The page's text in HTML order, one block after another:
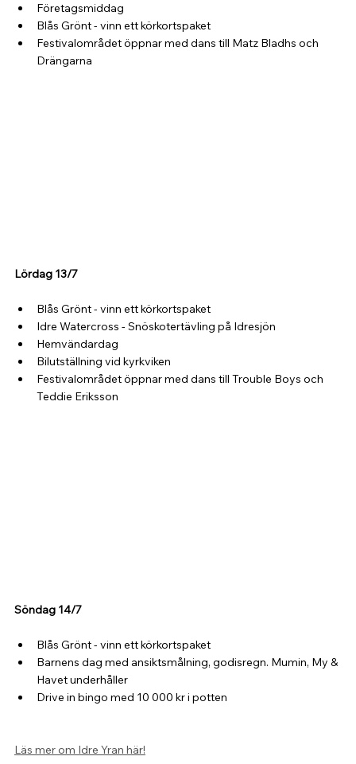
Företagsmiddag
Blås Grönt - vinn ett körkortspaket
Festivalområdet öppnar med dans till Matz Bladhs och
Drängarna
Lördag 13/7
Blås Grönt - vinn ett körkortspaket
Idre Watercross - Snöskotertävling på Idresjön
Hemvändardag
Bilutställning vid kyrkviken
Festivalområdet öppnar med dans till Trouble Boys och
Teddie Eriksson
Söndag 14/7
Blås Grönt - vinn ett körkortspaket
Barnens dag med ansiktsmålning, godisregn. Mumin, My &
Havet underhåller
Drive in bingo med 10 000 kr i potten
Läs mer om Idre Yran här!